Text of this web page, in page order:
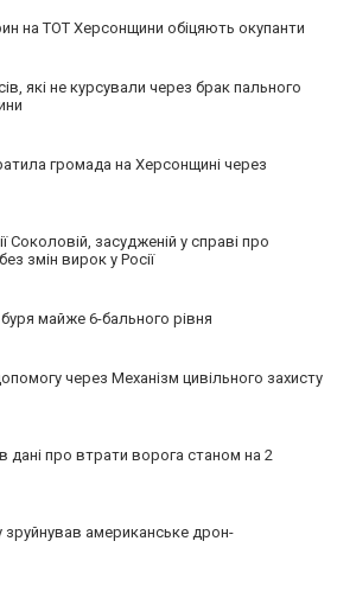
на ТОТ Херсонщини обіцяють окупанти
які не курсували через брак пального
громада на Херсонщині через
Соколовій, засудженій у справі про
змін вирок у Росії
майже 6-бального рівня
через Механізм цивільного захисту
про втрати ворога станом на 2
зруйнував американське дрон-